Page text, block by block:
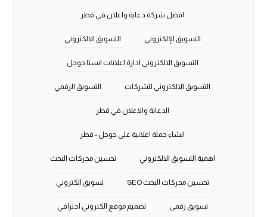
افضل شركة دعاية واعلان في قطر
التسويق الإلكتروني التسويق الالكتروني
التسويق الالكتروني ادارة اعلانات انستا جوجل
التسويق الالكتروني للشركات التسويق الرقمي
الدعاية والاعلان في قطر
انشاء حملة اعلانية على جوجل - قطر
اهمية التسويق الالكتروني تحسين محركات البحث
تحسين محركات البحث SEO تسويق الكتروني
تسويق رقمى تصميم موقع الكتروني احترافي